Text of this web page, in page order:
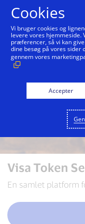
Visa Token
En samlet platform
Cookies
Vi bruger cookies og
levere vores hjemmeside.
præferencer, så vi kan
dine besøg på vores sider
gennem vores
Accepter